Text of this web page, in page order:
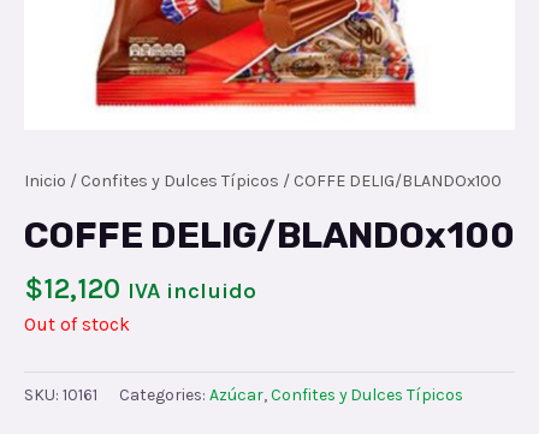
Inicio / Confites y Dulces Típicos / COFFE DELIG/BLANDOx100
COFFE DELIG/BLANDOx100
$12,120 IVA incluido
Out of stock
SKU: 10161 Categories: Azúcar,Confites y Dulces Típicos